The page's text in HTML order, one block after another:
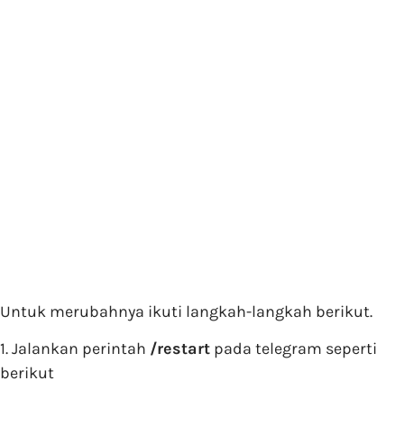
Untuk merubahnya ikuti langkah-langkah berikut.
1. Jalankan perintah /restart pada telegram seperti
berikut